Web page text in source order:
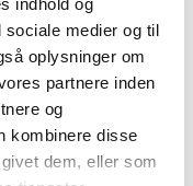
indhold og
medier og til
oplysninger om
partnere inden
og
kombinere disse
dem, eller som
sideduer fra
passerer skytten
som kastes
enten 24 duer,
de 4